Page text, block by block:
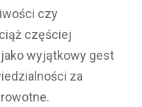
czy
częściej
wyjątkowy gest
za